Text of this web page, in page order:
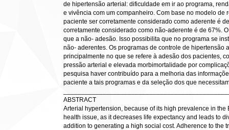
de hipertensão arterial: dificuldade em ir ao programa,
e vivência com um companheiro. Com base no modelo
paciente ser corretamente considerado como aderente é
corretamente considerado como não-aderente é de 67%.
que a não- adesão. Isso possibilita que no programa se
não- aderentes. Os programas de controle de hipertensão
principalmente no que se refere à adesão dos pacientes,
pressão arterial e elevada morbimortalidade por
pesquisa haver contribuído para a melhoria das
paciente a tais programas e da seleção dos que
ABSTRACT
Arterial hypertension, because of its high prevalence in
health issue, as it decreases life expectancy and leads to
addition to generating a high social cost. Adherence to the